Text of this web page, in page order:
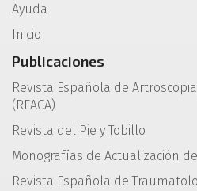
Ayuda
Inicio
Publicaciones
Revista Española de
(REACA)
Revista del Pie y Tobillo
Monografías de Actualización de
Revista Española de